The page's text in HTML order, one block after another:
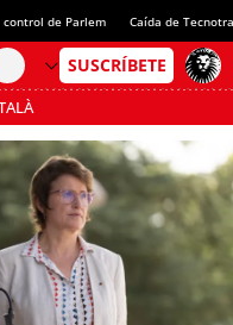
control de Parlem Caída de